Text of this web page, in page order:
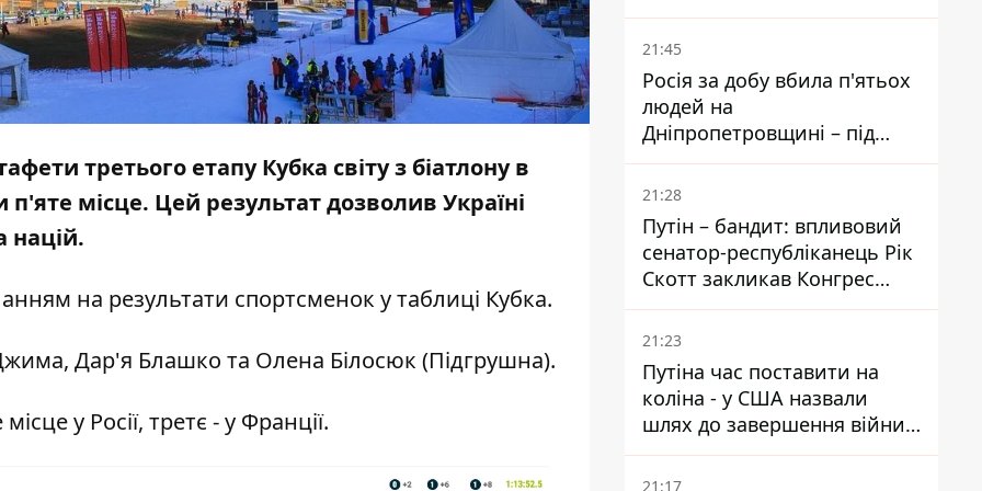
третього етапу Кубка світу з біатлону в
п'яте місце. Цей результат дозволив Україні
націй.
на результати спортсменок у таблиці Кубка.
Дар'я Блашко та Олена Білосюк (Підгрушна).
у Росії, третє - у Франції.
біль – він очолив народне
голосування
21:45
Росія за добу вбила п'ятьох
людей на
Дніпропетровщині – під
ударами опинилися п'ять
районів області
21:28
Путін – бандит: впливовий
сенатор-республіканець Рік
Скотт закликав Конгрес
притягнути РФ до
відповідальності за війну в
Україні
21:23
Путіна час поставити на
коліна - у США назвали
шлях до завершення війни -
National Security Journal
21:17